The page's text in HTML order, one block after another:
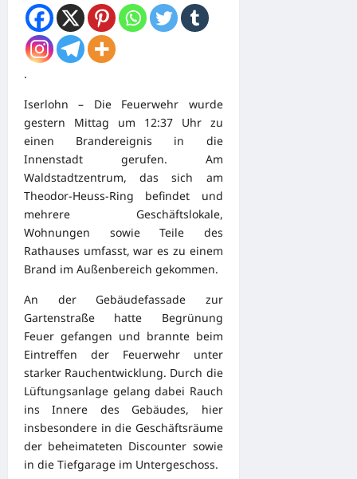
.
Iserlohn – Die Feuerwehr wurde
gestern Mittag um 12:37 Uhr zu
einen Brandereignis in die
Innenstadt gerufen. Am
Waldstadtzentrum, das sich am
Theodor-Heuss-Ring befindet und
mehrere Geschäftslokale,
Wohnungen sowie Teile des
Rathauses umfasst, war es zu einem
Brand im Außenbereich gekommen.
An der Gebäudefassade zur
Gartenstraße hatte Begrünung
Feuer gefangen und brannte beim
Eintreffen der Feuerwehr unter
starker Rauchentwicklung. Durch die
Lüftungsanlage gelang dabei Rauch
ins Innere des Gebäudes, hier
insbesondere in die Geschäftsräume
der beheimateten Discounter sowie
in die Tiefgarage im Untergeschoss.